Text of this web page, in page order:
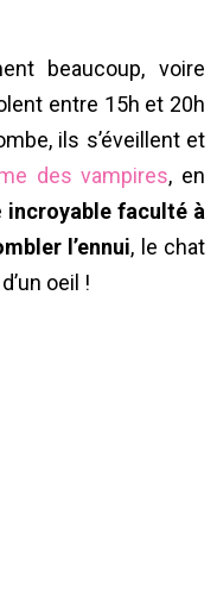
beaucoup, voire
entre 15h et 20h
ils s’éveillent et
des vampires, en
incroyable faculté à
l’ennui, le chat
oeil !